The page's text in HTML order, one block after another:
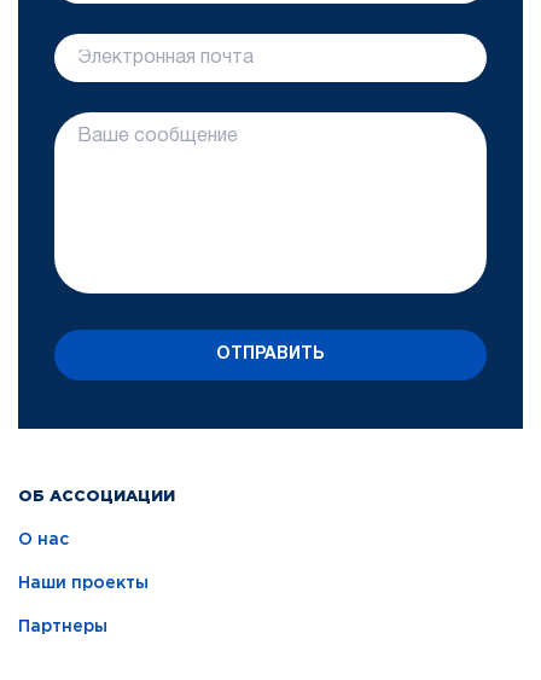
ОБ АССОЦИАЦИИ
О нас
Наши проекты
Партнеры
ОТПРАВИТЬ